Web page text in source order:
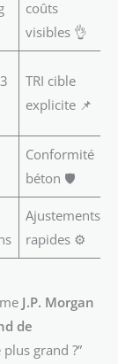
coûts
visibles 👌
TRI cible
explicite 📌
Conformité
béton 🛡️
Ajustements
rapides ⚙️
J.P. Morgan
de
grand ?”